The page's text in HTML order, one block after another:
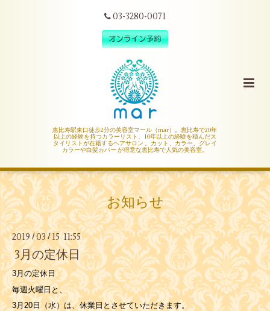
03-3280-0071
恵比寿駅東口徒歩2分の美容室マール（mar）。恵比寿で20年
以上の経験を持つカラーリスト、10年以上の経験を積んだス
タイリストが在籍するヘアサロン 。カット、カラー、グレイ
カラーや白髪カバー が得意な恵比寿で人気の美容室。
お知らせ
2019/03 / 15 11:55
3月の定休日
3月の定休日
毎週火曜日と、
3月20日（水）は、休業日とさせていただきます。